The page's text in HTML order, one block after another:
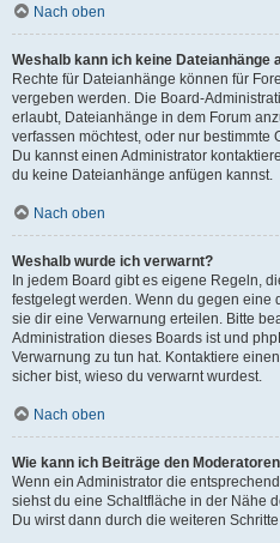
Nach oben
Weshalb kann ich keine Dateianhänge
Rechte für Dateianhänge können für
vergeben werden. Die Board-
erlaubt, Dateianhänge in dem Forum
verfassen möchtest, oder nur
Du kannst einen Administrator
du keine Dateianhänge anfügen kannst.
Nach oben
Weshalb wurde ich verwarnt?
In jedem Board gibt es eigene Regeln,
festgelegt werden. Wenn du gegen eine
sie dir eine Verwarnung erteilen. Bitte
Administration dieses Boards ist und
Verwarnung zu tun hat. Kontaktiere
sicher bist, wieso du verwarnt wurdest.
Nach oben
Wie kann ich Beiträge den
Wenn ein Administrator die
siehst du eine Schaltfläche in der Nähe
Du wirst dann durch die weiteren